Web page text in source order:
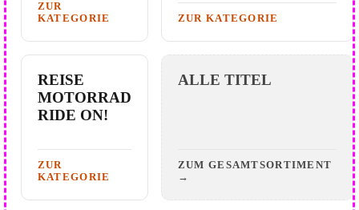
ZUR
KATEGORIE
ZUR KATEGORIE
REISE
MOTORRAD
RIDE ON!
ZUR
KATEGORIE
ALLE TITEL
ZUM GESAMTSORTIMENT
→